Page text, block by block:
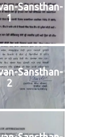
Sansthan-
1
Sansthan-
2